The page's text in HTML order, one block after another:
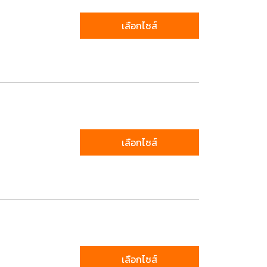
เลือกไซส์
เลือกไซส์
เลือกไซส์